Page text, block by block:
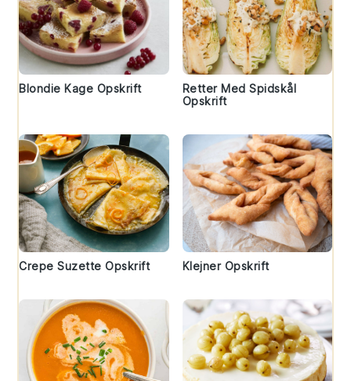
Blondie Kage Opskrift
Retter Med Spidskål
Opskrift
Crepe Suzette Opskrift Klejner Opskrift